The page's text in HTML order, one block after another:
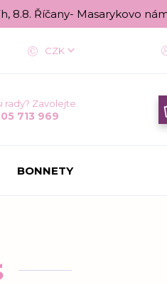
8.8. Říčany- Masarykovo
CZK
rady? Zavolejte.
713 969
BONNETY